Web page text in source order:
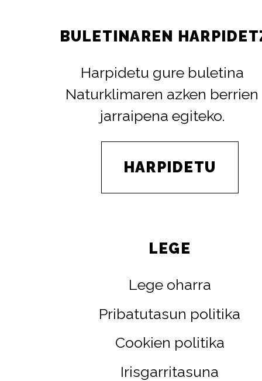
BULETINAREN
Harpidetu gure buletina
Naturklimaren azken berrien
jarraipena egiteko.
HARPIDETU
LEGE
Lege oharra
Pribatutasun politika
Cookien politika
Irisgarritasuna